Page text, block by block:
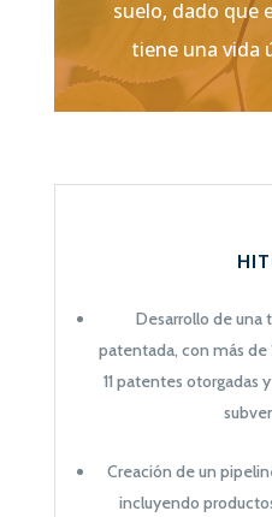
suelo, dado que
tiene una vida
Desarrollo de una
patentada, con más
11 patentes otorgadas
Creación de un
incluyendo